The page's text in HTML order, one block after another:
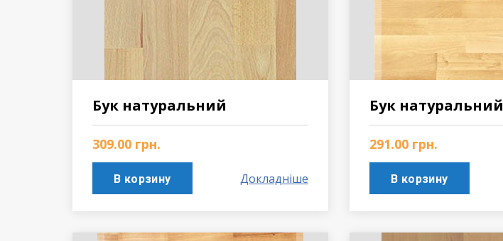
Бук натуральний
309.00 грн.
В корзину Докладніше
Бук натуральний
291.00 грн.
В корзину